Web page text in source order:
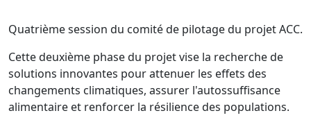
Quatrième session du comité de pilotage du projet ACC.
Cette deuxième phase du projet vise la recherche de
solutions innovantes pour attenuer les effets des
changements climatiques, assurer l'autossuffisance
alimentaire et renforcer la résilience des populations.